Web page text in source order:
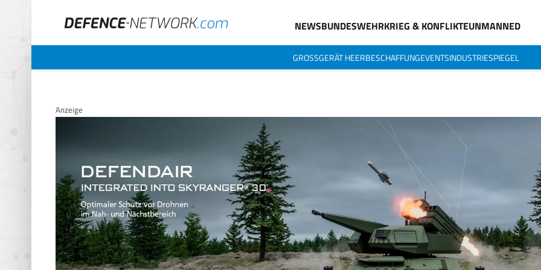
NEWSBUNDESWEHRKRIEG & KONFLIKTEUNMANNED
GROSSGERÄT HEERBESCHAFFUNGEVENTSINDUSTRIESPIEGEL
Anzeige